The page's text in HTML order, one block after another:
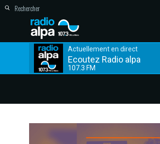
Actuellement en direct
Ecoutez Radio alpa
107.3 FM